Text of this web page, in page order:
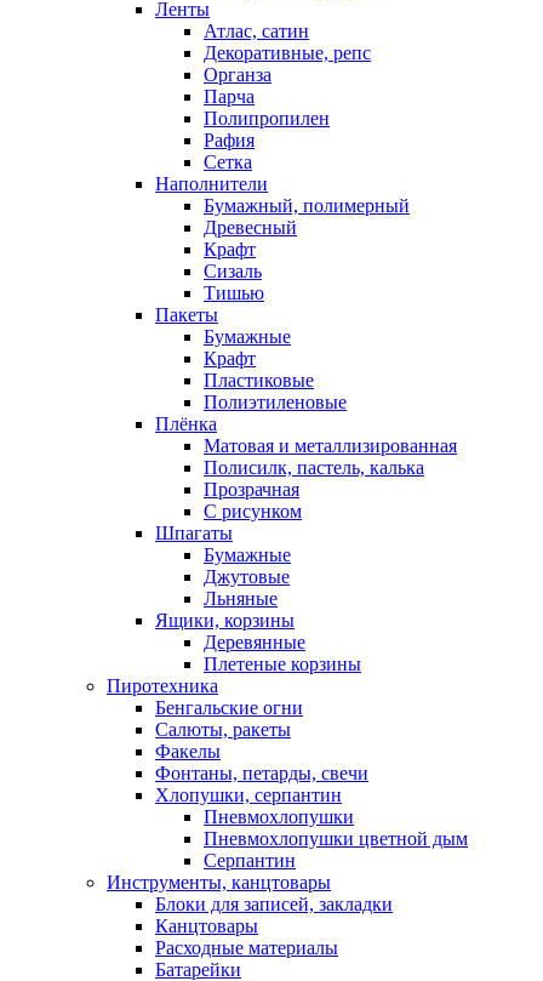
Ленты
Атлас, сатин
Декоративные, репс
Органза
Парча
Полипропилен
Рафия
Сетка
Наполнители
Бумажный, полимерный
Древесный
Крафт
Сизаль
Тишью
Пакеты
Бумажные
Крафт
Пластиковые
Полиэтиленовые
Плёнка
Матовая и металлизированная
Полисилк, пастель, калька
Прозрачная
С рисунком
Шпагаты
Бумажные
Джутовые
Льняные
Ящики, корзины
Деревянные
Плетеные корзины
Пиротехника
Бенгальские огни
Салюты, ракеты
Факелы
Фонтаны, петарды, свечи
Хлопушки, серпантин
Пневмохлопушки
Пневмохлопушки цветной дым
Серпантин
Инструменты, канцтовары
Блоки для записей, закладки
Канцтовары
Расходные материалы
Батарейки